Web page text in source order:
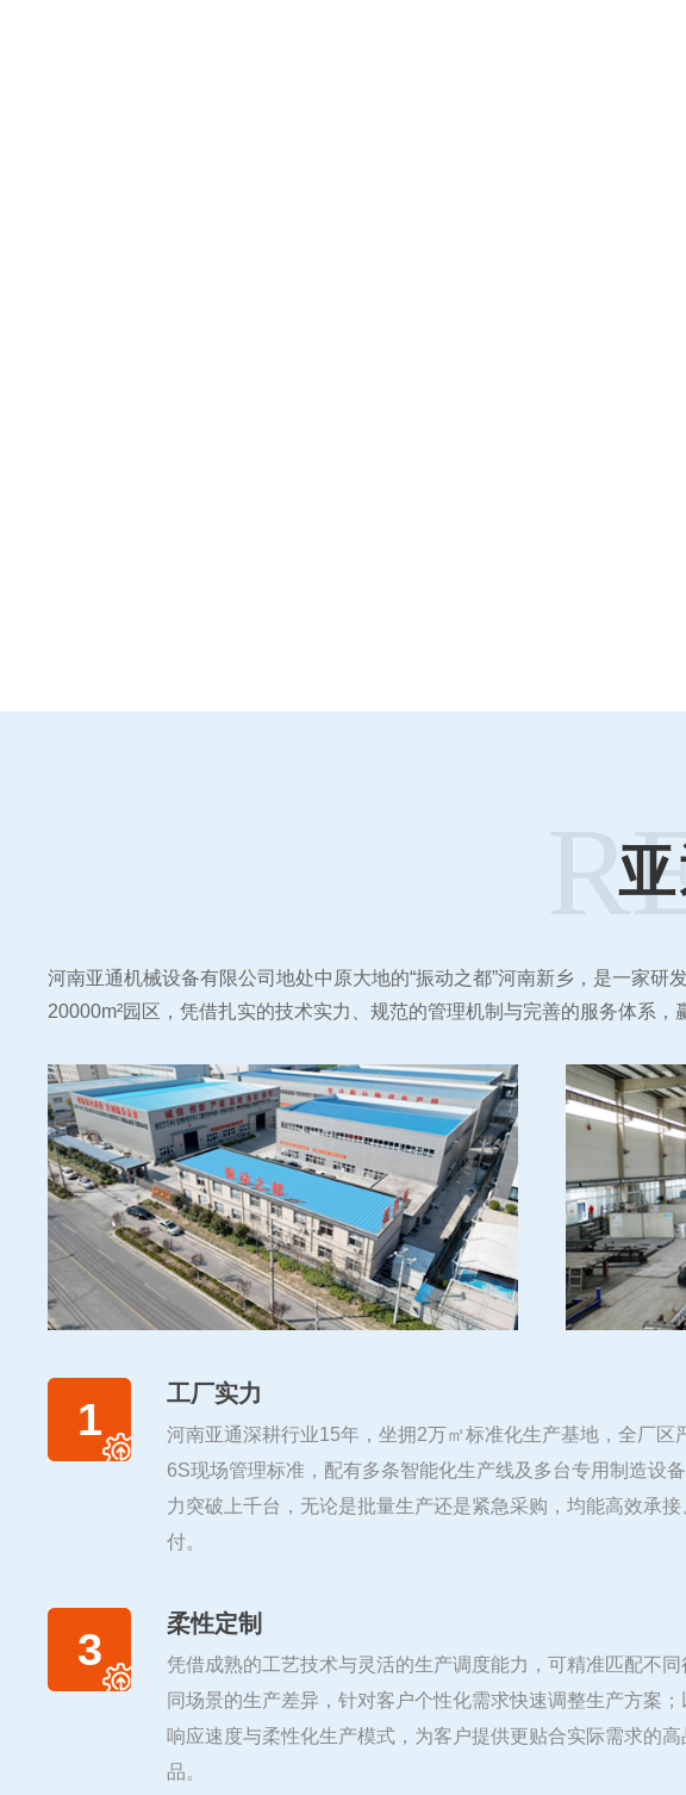
河南亚通机械设备有限公司地处中原大地的“振动之都”河南新乡，是一家
20000m²园区，凭借扎实的技术实力、规范的管理机制与完善的服务体系，
1
工厂实力
河南亚通深耕行业15年，坐拥2万㎡标准化生产基地，全厂区
6S现场管理标准，配有多条智能化生产线及多台专用制造设
力突破上千台，无论是批量生产还是紧急采购，均能高效承接
付。
3
柔性定制
凭借成熟的工艺技术与灵活的生产调度能力，可精准匹配不同
同场景的生产差异，针对客户个性化需求快速调整生产方案；
响应速度与柔性化生产模式，为客户提供更贴合实际需求的高
品。